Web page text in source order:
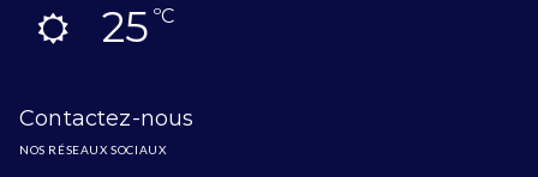
25ºC
Contactez-nous
NOS RÉSEAUX SOCIAUX